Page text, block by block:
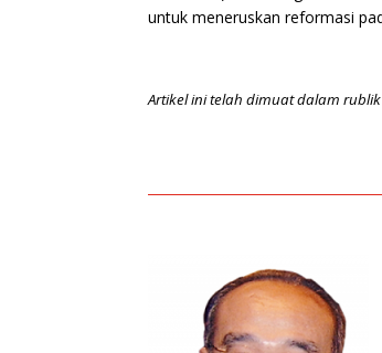
untuk meneruskan reformasi
Artikel ini telah dimuat dalam